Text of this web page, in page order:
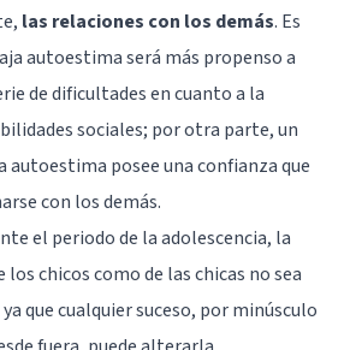
las relaciones con los demás. Es
autoestima será más propenso a
de dificultades en cuanto a la
sociales; por otra parte, un
autoestima posee una confianza que
con los demás.
el periodo de la adolescencia, la
chicos como de las chicas no sea
que cualquier suceso, por minúsculo